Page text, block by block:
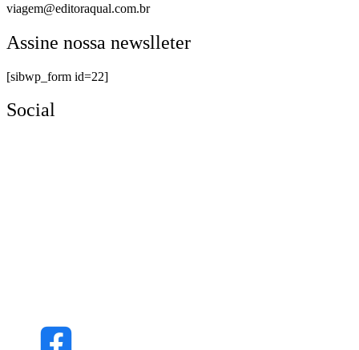
viagem@editoraqual.com.br
Assine nossa newslleter
[sibwp_form id=22]
Social